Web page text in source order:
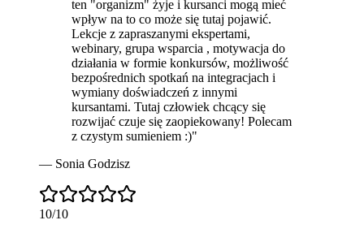
ten "organizm" żyje i kursanci mogą mieć
wpływ na to co może się tutaj pojawić.
Lekcje z zapraszanymi ekspertami,
webinary, grupa wsparcia , motywacja do
działania w formie konkursów, możliwość
bezpośrednich spotkań na integracjach i
wymiany doświadczeń z innymi
kursantami. Tutaj człowiek chcący się
rozwijać czuje się zaopiekowany! Polecam
z czystym sumieniem :)"
— Sonia Godzisz
10/10